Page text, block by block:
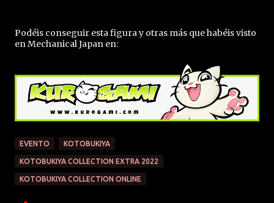
Podéis conseguir esta figura y otras más que habéis visto
en Mechanical Japan en:
EVENTO KOTOBUKIYA
KOTOBUKIYA COLLECTION EXTRA 2022
KOTOBUKIYA COLLECTION ONLINE